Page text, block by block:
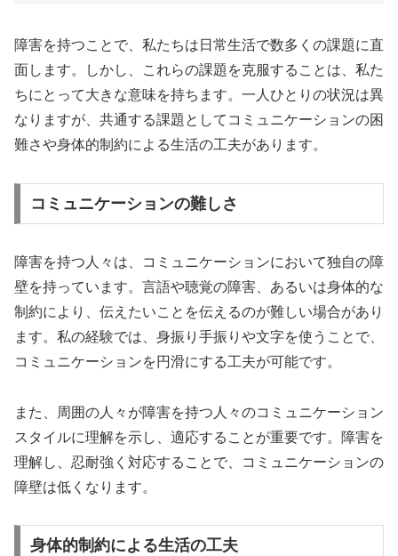
障害を持つことで、私たちは日常生活で数多くの課題に直
面します。しかし、これらの課題を克服することは、私た
ちにとって大きな意味を持ちます。一人ひとりの状況は異
なりますが、共通する課題としてコミュニケーションの困
難さや身体的制約による生活の工夫があります。
コミュニケーションの難しさ
障害を持つ人々は、コミュニケーションにおいて独自の障
壁を持っています。言語や聴覚の障害、あるいは身体的な
制約により、伝えたいことを伝えるのが難しい場合があり
ます。私の経験では、身振り手振りや文字を使うことで、
コミュニケーションを円滑にする工夫が可能です。
また、周囲の人々が障害を持つ人々のコミュニケーション
スタイルに理解を示し、適応することが重要です。障害を
理解し、忍耐強く対応することで、コミュニケーションの
障壁は低くなります。
身体的制約による生活の工夫